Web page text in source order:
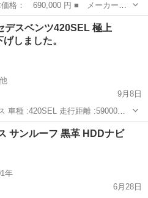
： Ｅクラスステーションワゴ
ブルエフィシェンシワゴン１２
デスベンツ420SEL 極上
しました。
9月8日
車です。
ラス メルセデスベンツ
サンルーフ 黒革 HDDナビ
年
6月28日